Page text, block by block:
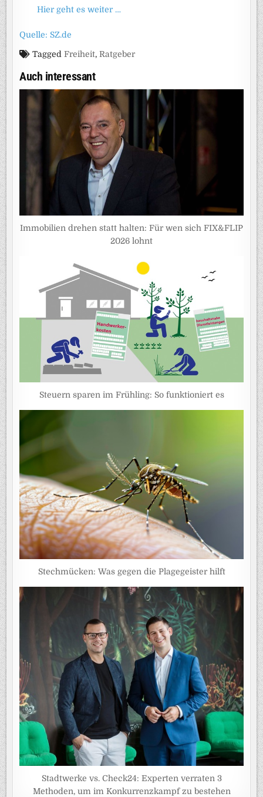
Hier geht es weiter …
Quelle: SZ.de
TaggedFreiheit,Ratgeber
Auch interessant
Immobilien drehen statt halten: Für wen sich FIX&FLIP
2026 lohnt
Steuern sparen im Frühling: So funktioniert es
Stechmücken: Was gegen die Plagegeister hilft
Stadtwerke vs. Check24: Experten verraten 3
Methoden, um im Konkurrenzkampf zu bestehen